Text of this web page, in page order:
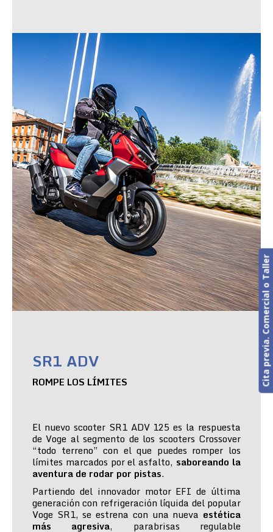
SR1 ADV
ROMPE LOS LÍMITES
El nuevo scooter SR1 ADV 125 es la respuesta
de Voge al segmento de los scooters Crossover
“todo terreno” con el que puedes romper los
límites marcados por el asfalto, saboreando la
aventura de rodar por pistas.
Partiendo del innovador motor EFI de última
generación con refrigeración líquida del popular
Voge SR1, se estrena con una nueva estética
más agresiva, parabrisas regulable
Cita previa. Comercial o Taller